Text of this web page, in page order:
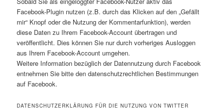
Facebook-Plugin nutzen (z.B. durch das Klicken auf den „Gefällt
mir“ Knopf oder die Nutzung der Kommentarfunktion), werden
diese Daten zu Ihrem Facebook-Account übertragen und
veröffentlicht. Dies können Sie nur durch vorheriges Ausloggen
aus Ihrem Facebook-Account umgehen.
Weitere Information bezüglich der Datennutzung durch Facebook
entnehmen Sie bitte den datenschutzrechtlichen Bestimmungen
auf Facebook.
DATENSCHUTZERKLÄRUNG FÜR DIE NUTZUNG VON TWITTER